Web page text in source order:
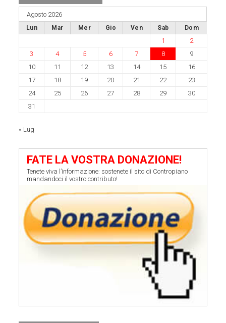
Agosto 2026
Lun Mar Mer Gio Ven Sab Dom
1
2
3
4 5 6 7 8
9
10
11 12 13 14 15
16
17
18 19 20 21 22
23
24
25 26 27 28 29
30
31
« Lug
FATE LA VOSTRA DONAZIONE!
Tenete viva l’informazione: sostenete il sito di Contropiano
mandandoci il vostro contributo!